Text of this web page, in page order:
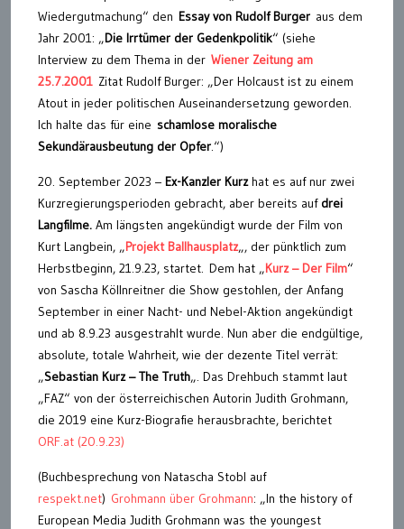
Wiedergutmachung“ den Essay von Rudolf Burger aus dem
Jahr 2001: „Die Irrtümer der Gedenkpolitik“ (siehe
Interview zu dem Thema in der Wiener Zeitung am
25.7.2001 Zitat Rudolf Burger: „Der Holcaust ist zu einem
Atout in jeder politischen Auseinandersetzung geworden.
Ich halte das für eine schamlose moralische
Sekundärausbeutung der Opfer.“)
20. September 2023 – Ex-Kanzler Kurzhat es auf nur zwei
Kurzregierungsperioden gebracht, aber bereits auf drei
Langfilme. Am längsten angekündigt wurde der Film von
Kurt Langbein, „Projekt Ballhausplatz„, der pünktlich zum
Herbstbeginn, 21.9.23, startet. Dem hat „Kurz – Der Film“
von Sascha Köllnreitner die Show gestohlen, der Anfang
September in einer Nacht- und Nebel-Aktion angekündigt
und ab 8.9.23 ausgestrahlt wurde. Nun aber die endgültige,
absolute, totale Wahrheit, wie der dezente Titel verrät:
„Sebastian Kurz – The Truth„. Das Drehbuch stammt laut
„FAZ“ von der österreichischen Autorin Judith Grohmann,
die 2019 eine Kurz-Biografie herausbrachte, berichtet
ORF.at (20.9.23)
(Buchbesprechung von Natascha Stobl auf
respekt.net) Grohmann über Grohmann: „In the history of
European Media Judith Grohmann was the youngest